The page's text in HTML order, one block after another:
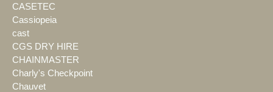
CASETEC
Cassiopeia
cast
CGS DRY HIRE
CHAINMASTER
Charly's Checkpoint
Chauvet